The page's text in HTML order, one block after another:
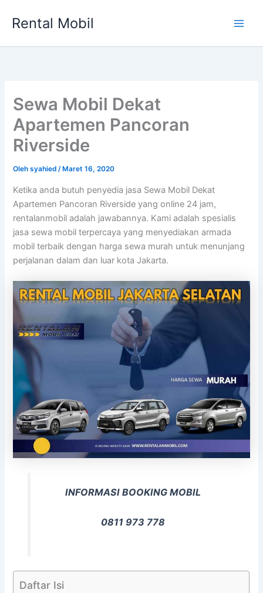
Rental Mobil
Sewa Mobil Dekat
Apartemen Pancoran
Riverside
Olehsyahied/ Maret 16, 2020
Ketika anda butuh penyedia jasa Sewa Mobil Dekat
Apartemen Pancoran Riverside yang online 24 jam,
rentalanmobil adalah jawabannya. Kami adalah spesialis
jasa sewa mobil terpercaya yang menyediakan armada
mobil terbaik dengan harga sewa murah untuk menunjang
perjalanan dalam dan luar kota Jakarta.
INFORMASI BOOKING MOBIL
0811 973 778
Daftar Isi